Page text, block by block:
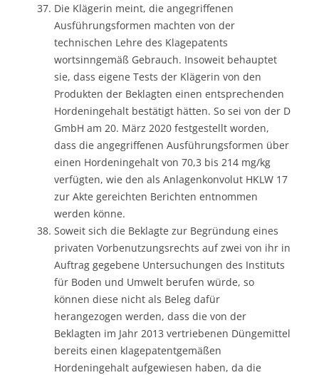
Die Klägerin meint, die angegriffenen
Ausführungsformen machten von der
technischen Lehre des Klagepatents
wortsinngemäß Gebrauch. Insoweit behauptet
sie, dass eigene Tests der Klägerin von den
Produkten der Beklagten einen entsprechenden
Hordeningehalt bestätigt hätten. So sei von der D
GmbH am 20. März 2020 festgestellt worden,
dass die angegriffenen Ausführungsformen über
einen Hordeningehalt von 70,3 bis 214 mg/kg
verfügten, wie den als Anlagenkonvolut HKLW 17
zur Akte gereichten Berichten entnommen
werden könne.
Soweit sich die Beklagte zur Begründung eines
privaten Vorbenutzungsrechts auf zwei von ihr in
Auftrag gegebene Untersuchungen des Instituts
für Boden und Umwelt berufen würde, so
können diese nicht als Beleg dafür
herangezogen werden, dass die von der
Beklagten im Jahr 2013 vertriebenen Düngemittel
bereits einen klagepatentgemäßen
Hordeningehalt aufgewiesen haben, da die